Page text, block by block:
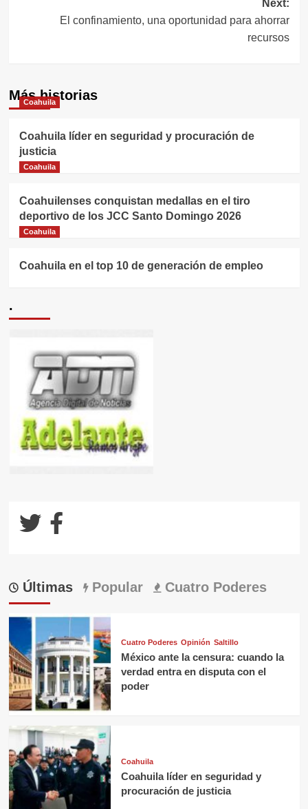
entradas
Next:
El confinamiento, una oportunidad para ahorrar
recursos
Más historias
Coahuila
Coahuila líder en seguridad y procuración de
justicia
Coahuila
Coahuilenses conquistan medallas en el tiro
deportivo de los JCC Santo Domingo 2026
Coahuila
Coahuila en el top 10 de generación de empleo
.
Últimas Popular Cuatro Poderes
Cuatro Poderes Opinión Saltillo
México ante la censura: cuando la
verdad entra en disputa con el
poder
Coahuila
Coahuila líder en seguridad y
procuración de justicia